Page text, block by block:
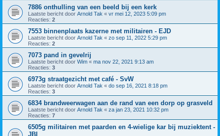
7886 onthulling van een beeld bij een kerk
Laatste bericht door Arnold Tak « vr mei 12, 2023 5:09 pm
Reacties: 2
7553 binnenplaats kazerne met militairen - EJD
Laatste bericht door Arnold Tak « zo sep 11, 2022 5:29 pm
Reacties: 2
7073 pand in gevelrij
Laatste bericht door Wim « ma nov 22, 2021 9:13 am
Reacties: 3
6973g straatgezicht met café - SvW
Laatste bericht door Arnold Tak « do sep 16, 2021 8:18 pm
Reacties: 3
6834 brandweerwagen aan de rand van een dorp op grasveld
Laatste bericht door Arnold Tak « za jan 23, 2021 10:32 pm
Reacties: 7
6505g militairen met paarden en 4-wielige kar bij muziektent -
JBI